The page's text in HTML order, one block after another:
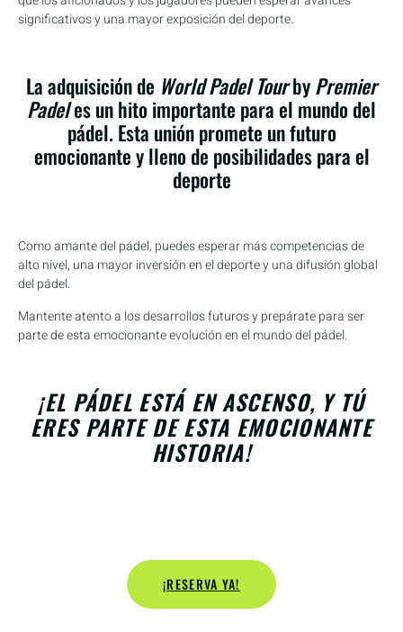
significativos y una mayor exposición del deporte.
La adquisición de World Padel TourbyPremier
Padeles un hito importante para el mundo del
pádel. Esta unión promete un futuro
emocionante y lleno de posibilidades para el
deporte
Como amante del pádel, puedes esperar más competencias de
alto nivel, una mayor inversión en el deporte y una difusión global
del pádel.
Mantente atento a los desarrollos futuros y prepárate para ser
parte de esta emocionante evolución en el mundo del pádel.
¡EL PÁDEL ESTÁ EN ASCENSO, Y TÚ
ERES PARTE DE ESTA EMOCIONANTE
HISTORIA!
¡RESERVA YA!